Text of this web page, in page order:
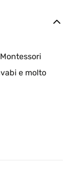
e molto